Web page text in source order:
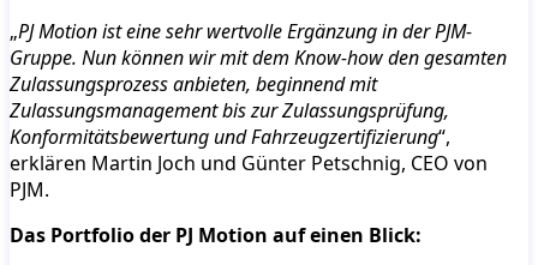
„PJ Motion ist eine sehr wertvolle Ergänzung in der PJM-
Gruppe. Nun können wir mit dem Know-how den gesamten
Zulassungsprozess anbieten, beginnend mit
Zulassungsmanagement bis zur Zulassungsprüfung,
Konformitätsbewertung und Fahrzeugzertifizierung“,
erklären Martin Joch und Günter Petschnig, CEO von
PJM.
Das Portfolio der PJ Motion auf einen Blick: